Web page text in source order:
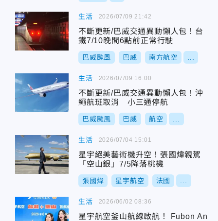
生活
不斷更新/巴威交通異動懶人包！台
鐵7/10晚間6點前正常行駛
巴威颱風 巴威 南方航空
2026/07/09 21:42
生活
不斷更新/巴威交通異動懶人包！沖
繩航班取消 小三通停航
巴威颱風 巴威 航空
2026/07/09 16:00
生活
星宇絕美藝術機升空！張國煒親駕
「空山銀」7/5降落桃機
張國煒 星宇航空 法國
2026/07/04 15:01
生活
星宇航空釜山航線啟航！ Fubon An
2026/06/02 08:36